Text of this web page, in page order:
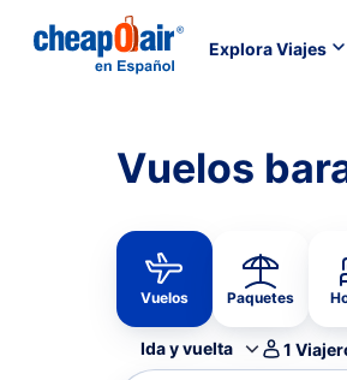
Explora Viajes
Vuelos
Vuelos Paquetes
Ida y vuelta 1